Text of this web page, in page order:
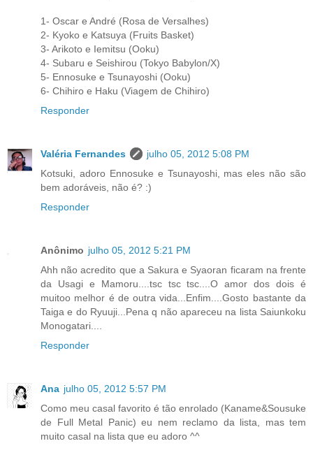
1- Oscar e André (Rosa de Versalhes)
2- Kyoko e Katsuya (Fruits Basket)
3- Arikoto e Iemitsu (Ooku)
4- Subaru e Seishirou (Tokyo Babylon/X)
5- Ennosuke e Tsunayoshi (Ooku)
6- Chihiro e Haku (Viagem de Chihiro)
Responder
Valéria Fernandes
julho 05, 2012 5:08 PM
Kotsuki, adoro Ennosuke e Tsunayoshi, mas eles não são
bem adoráveis, não é? :)
Responder
Anônimo julho 05, 2012 5:21 PM
Ahh não acredito que a Sakura e Syaoran ficaram na frente
da Usagi e Mamoru....tsc tsc tsc....O amor dos dois é
muitoo melhor é de outra vida...Enfim....Gosto bastante da
Taiga e do Ryuuji...Pena q não apareceu na lista Saiunkoku
Monogatari....
Responder
Ana julho 05, 2012 5:57 PM
Como meu casal favorito é tão enrolado (Kaname&Sousuke
de Full Metal Panic) eu nem reclamo da lista, mas tem
muito casal na lista que eu adoro ^^